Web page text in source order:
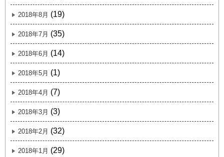
2018年8月 (19)
2018年7月 (35)
2018年6月 (14)
2018年5月 (1)
2018年4月 (7)
2018年3月 (3)
2018年2月 (32)
2018年1月 (29)